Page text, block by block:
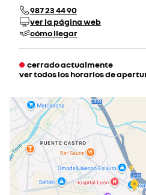
987 23 44 90
ver la página web
cómo llegar
cerrado actualmente
ver todos los horarios de
martes
miércoles
jueves
viernes
sábado
domingo